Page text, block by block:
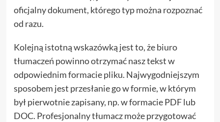
oficjalny dokument, którego typ można rozpoznać
od razu.
Kolejną istotną wskazówką jest to, że biuro
tłumaczeń powinno otrzymać nasz tekst w
odpowiednim formacie pliku. Najwygodniejszym
sposobem jest przesłanie go w formie, w którym
był pierwotnie zapisany, np. w formacie PDF lub
DOC. Profesjonalny tłumacz może przygotować